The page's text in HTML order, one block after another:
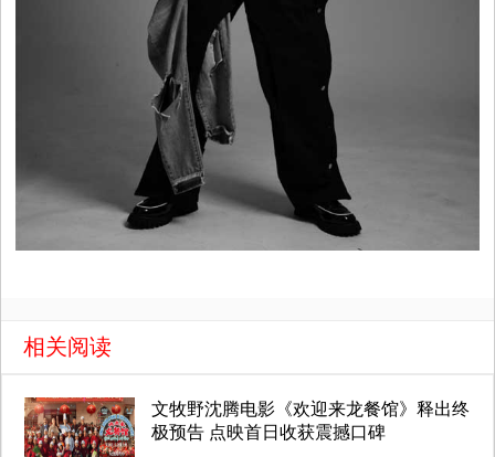
相关阅读
文牧野沈腾电影《欢迎来龙餐馆》释出终
极预告 点映首日收获震撼口碑